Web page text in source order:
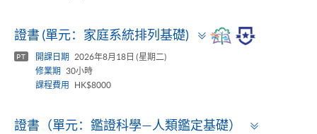
證書 (單元：家庭系統排列基礎)
Toggle
panel
PT 開課日期
2026年8月18日 (星期二)
修業期
30小時
課程費用
HK$8000
證書（單元：鑑證科學—人類鑑定基礎）